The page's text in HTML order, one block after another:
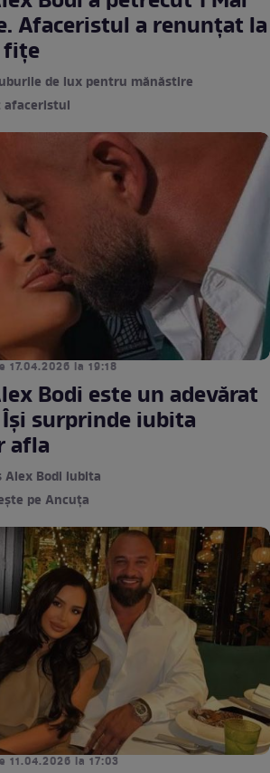
Afaceristul a renunțat la
fițe
de lux pentru mănăstire
afaceristul
17.04.2026 la 19:18
Bodi este un adevărat
surprinde iubita
afla
Bodi iubita
pe Ancuța
11.04.2026 la 17:03